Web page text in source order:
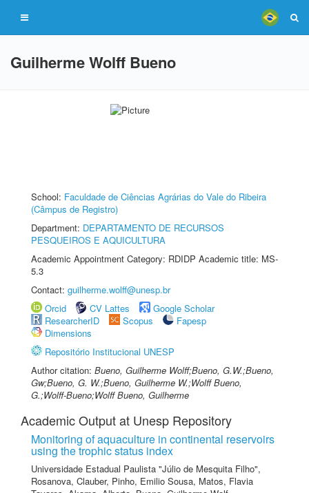
Guilherme Wolff Bueno
School: Faculdade de Ciências Agrárias do Vale do Ribeira
(Câmpus de Registro)
Department: DEPARTAMENTO DE RECURSOS
PESQUEIROS E AQUICULTURA
Academic Appointment Category: RDIDP Academic title: MS-
5.3
Contact: guilherme.wolff@unesp.br
Orcid
CV Lattes
Google Scholar
ResearcherID
Scopus
Fapesp
Dimensions
Repositório Institucional UNESP
Author citation: Bueno, Guilherme Wolff;Bueno, G.W.;Bueno,
Gw;Bueno, G. W.;Bueno, Guilherme W.;Wolff Bueno,
G.;Wolff-Bueno;Wolff Bueno, Guilherme
Academic Output at Unesp Repository
Monitoring of aquaculture in continental reservoirs
using the trophic status index
Universidade Estadual Paulista "Júlio de Mesquita Filho",
Rosanova, Clauber, Pinho, Emilio Sousa, Matos, Flavia